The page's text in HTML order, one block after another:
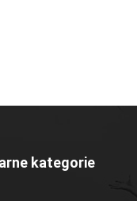
kategorie